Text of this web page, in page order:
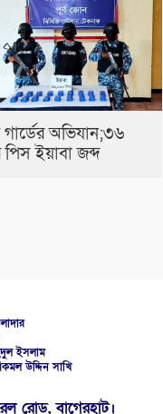
অভিযান;৩৬
পিস ইয়াবা জব্দ
ইসলাম
উদ্দিন সাখি
রোড, বাগেরহাট।